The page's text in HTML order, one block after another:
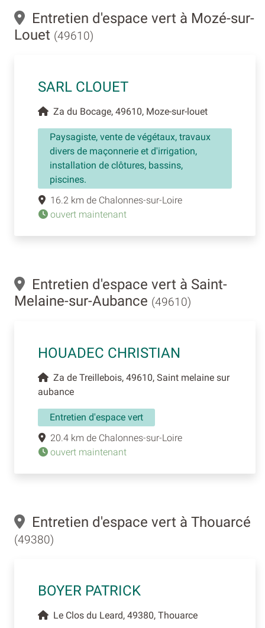
Entretien d'espace vert à Mozé-sur-
Louet (49610)
SARL CLOUET
Za du Bocage, 49610, Moze-sur-louet
Paysagiste, vente de végétaux, travaux
divers de maçonnerie et d'irrigation,
installation de clôtures, bassins,
piscines.
16.2 km de Chalonnes-sur-Loire
ouvert maintenant
Entretien d'espace vert à Saint-
Melaine-sur-Aubance (49610)
HOUADEC CHRISTIAN
Za de Treillebois, 49610, Saint melaine sur
aubance
Entretien d'espace vert
20.4 km de Chalonnes-sur-Loire
ouvert maintenant
Entretien d'espace vert à Thouarcé
(49380)
BOYER PATRICK
Le Clos du Leard, 49380, Thouarce